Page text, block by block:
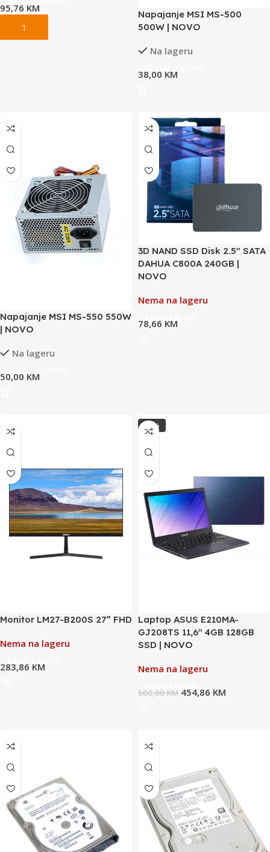
95,76 KM
Napajanje MSI MS-500
500W | NOVO
Na lageru
38,00 KM
Napajanje MSI MS-550 550W
| NOVO
Na lageru
50,00 KM
3D NAND SSD Disk 2.5″ SATA
DAHUA C800A 240GB |
NOVO
Nema na lageru
78,66 KM
Monitor LM27-B200S 27” FHD
Nema na lageru
283,86 KM
-22%
Laptop ASUS E210MA-
GJ208TS 11,6″ 4GB 128GB
SSD | NOVO
Nema na lageru
580,00KM 454,86 KM